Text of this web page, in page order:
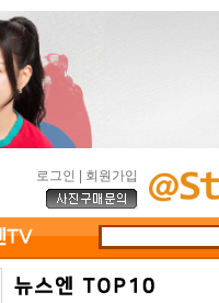
로그인 회원가입